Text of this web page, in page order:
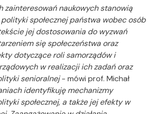
zainteresowań naukowych stanowią
społecznej państwa wobec osób
jej dostosowania do wyzwań
się społeczeństwa oraz
dotyczące roli samorządów i
w realizacji ich zadań oraz
senioralnej- mówi prof. Michał
identyfikuję mechanizmy
społecznej, a także jej efekty w